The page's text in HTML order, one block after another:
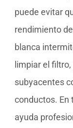
puede evitar
rendimiento
blanca
limpiar el
subyacentes
conductos. En
ayuda